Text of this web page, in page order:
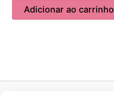
Adicionar ao carrinho